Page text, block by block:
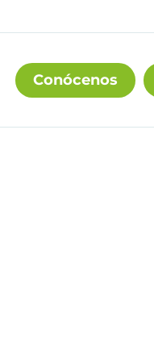
Conócenos